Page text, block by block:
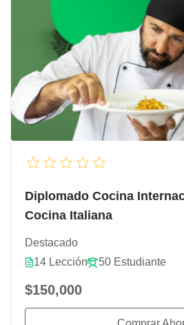
Diplomado Cocina
Cocina Italiana
Destacado
14 Lección
50 Estudiante
$150,000